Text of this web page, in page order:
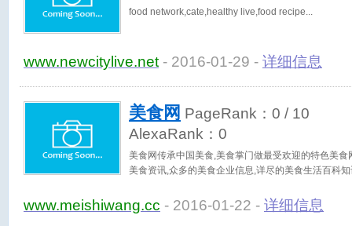
food network,cate,healthy live,food recipe
www.newcitylive.net- 2016-01-29 - 详细信息
美食网 PageRank： 0 / 10
AlexaRank： 0
美食网传承中国美食,美食掌门做最受欢迎的特色美
美食资讯,众多的美食企业信息,详尽的美食生活百科
www.meishiwang.cc - 2016-01-22 - 详细信息